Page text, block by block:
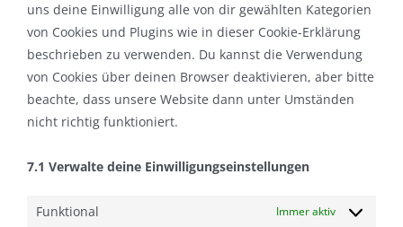
uns deine Einwilligung alle von dir gewählten Kategorien
von Cookies und Plugins wie in dieser Cookie-Erklärung
beschrieben zu verwenden. Du kannst die Verwendung
von Cookies über deinen Browser deaktivieren, aber bitte
beachte, dass unsere Website dann unter Umständen
nicht richtig funktioniert.
7.1 Verwalte deine Einwilligungseinstellungen
Funktional Immer aktiv